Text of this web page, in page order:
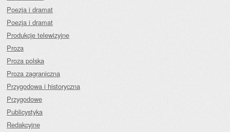
Poezja i dramat
Poezja i dramat
Produkcje telewizyjne
Proza
Proza polska
Proza zagraniczna
Przygodowa i historyczna
Przygodowe
Publicystyka
Redakcyjne